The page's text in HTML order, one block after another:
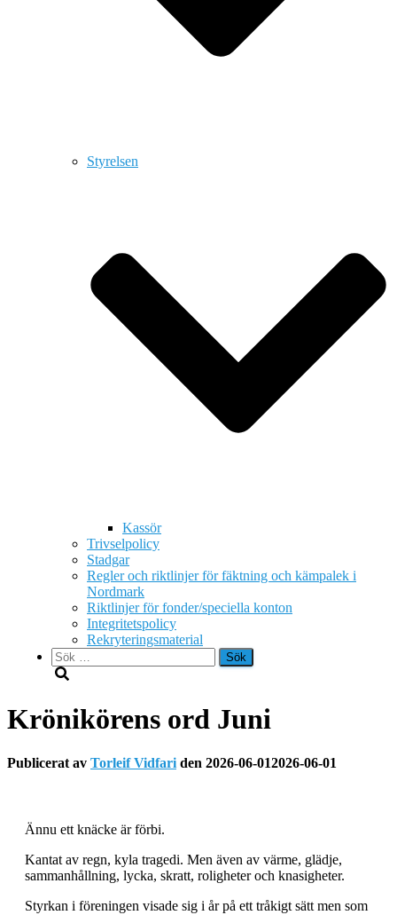
Styrelsen
Kassör
Trivselpolicy
Stadgar
Regler och riktlinjer för fäktning och kämpalek i
Nordmark
Riktlinjer för fonder/speciella konton
Integritetspolicy
Rekryteringsmaterial
Sök
efter:
Krönikörens ord Juni
Publicerat av Torleif Vidfari den 2026-06-012026-06-01
Ännu ett knäcke är förbi.
Kantat av regn, kyla tragedi. Men även av värme, glädje,
sammanhållning, lycka, skratt, roligheter och knasigheter.
Styrkan i föreningen visade sig i år på ett tråkigt sätt men som